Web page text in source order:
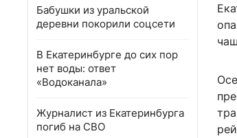
Бабушки из уральской
деревни покорили соцсети
В Екатеринбурге до сих пор
нет воды: ответ
«Водоканала»
Журналист из Екатеринбурга
погиб на СВО